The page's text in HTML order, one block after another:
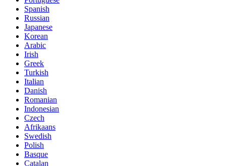
Spanish
Russian
Japanese
Korean
Arabic
Irish
Greek
Turkish
Italian
Danish
Romanian
Indonesian
Czech
Afrikaans
Swedish
Polish
Basque
Catalan